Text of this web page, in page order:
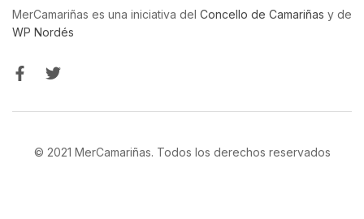
MerCamariñas es una iniciativa del Concello de Camariñas y de
WP Nordés
© 2021 MerCamariñas. Todos los derechos reservados